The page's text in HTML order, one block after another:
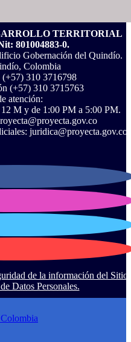
TERRITORIAL
801004883-0.
Gobernación del Quindío.
Colombia
(+57) 310 3716798
‪(+57) 310 3715763‬
atención:
M y de 1:00 PM a 5:00 PM.
juridica@proyecta.gov.co
de la información del Sitio
Datos Personales.